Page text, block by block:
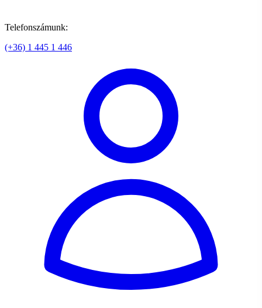
Telefonszámunk:
(+36) 1 445 1 446